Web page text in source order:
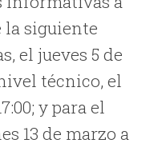
la siguiente
el jueves 5 de
técnico, el
y para el
13 de marzo a